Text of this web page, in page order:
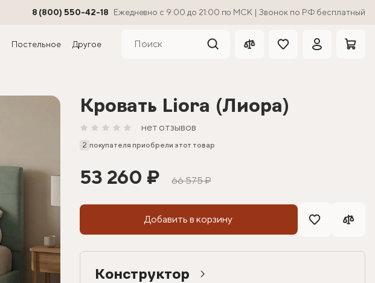
8 (800) 550-42-18 Ежедневно с 9:00 до 21:00 по МСК | Звонок по РФ бесплатный
Постельное Другое
Кровать Liora (Лиора)
нет отзывов
2 покупателя приобрели этот товар
53 260 ₽ 66 575 ₽
Добавить в корзину
Конструктор